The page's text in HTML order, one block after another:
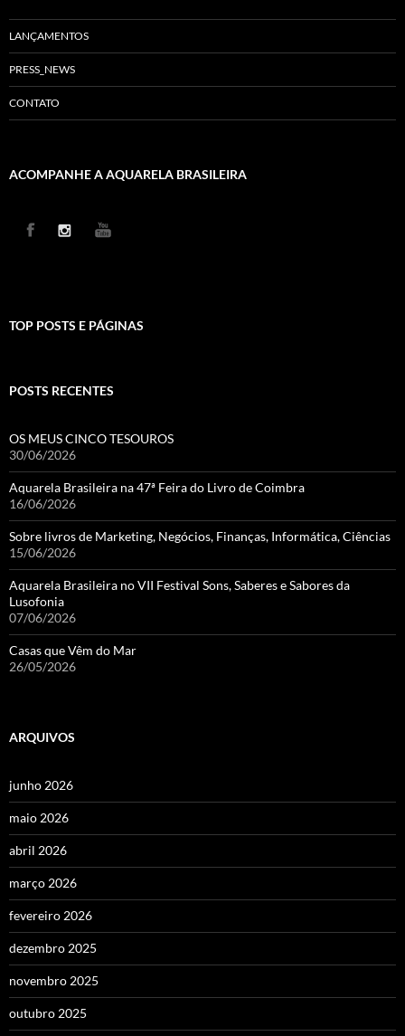
LANÇAMENTOS
PRESS_NEWS
CONTATO
ACOMPANHE A AQUARELA BRASILEIRA
TOP POSTS E PÁGINAS
POSTS RECENTES
OS MEUS CINCO TESOUROS
30/06/2026
Aquarela Brasileira na 47ª Feira do Livro de Coimbra
16/06/2026
Sobre livros de Marketing, Negócios, Finanças, Informática, Ciências
15/06/2026
Aquarela Brasileira no VII Festival Sons, Saberes e Sabores da
Lusofonia
07/06/2026
Casas que Vêm do Mar
26/05/2026
ARQUIVOS
junho 2026
maio 2026
abril 2026
março 2026
fevereiro 2026
dezembro 2025
novembro 2025
outubro 2025